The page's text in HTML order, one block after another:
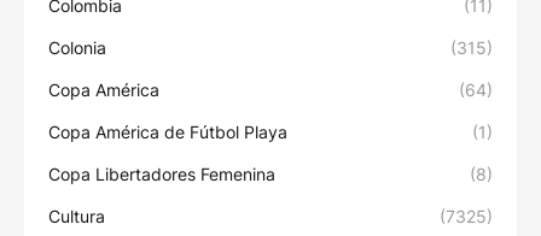
Colombia (11)
Colonia (315)
Copa América (64)
Copa América de Fútbol Playa (1)
Copa Libertadores Femenina (8)
Cultura (7325)